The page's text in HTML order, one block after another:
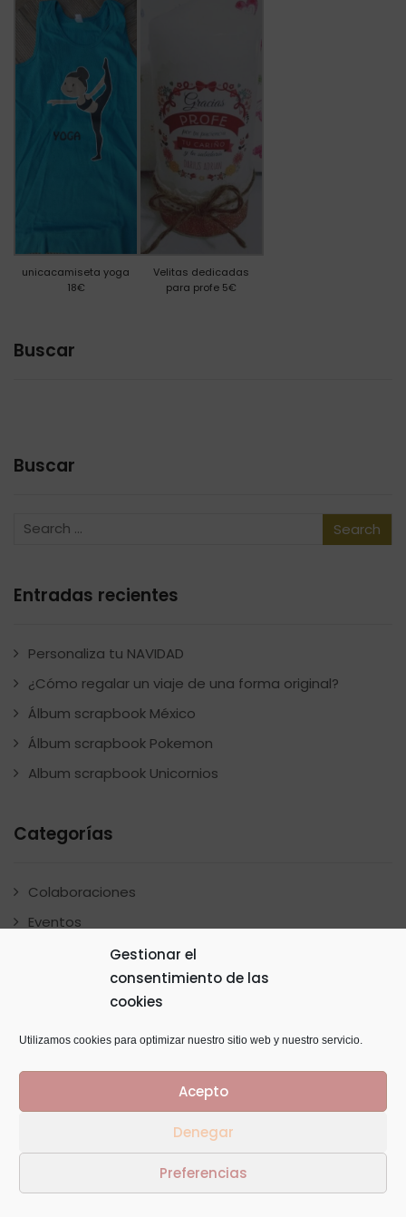
Gestionar el
consentimiento de las
cookies
Utilizamos cookies para optimizar nuestro sitio web y nuestro servicio.
Acepto
Denegar
Preferencias
unicacamiseta yoga
18€
Velitas dedicadas
para profe 5€
Buscar
Buscar
Entradas recientes
Personaliza tu NAVIDAD
¿Cómo regalar un viaje de una forma original?
Álbum scrapbook México
Álbum scrapbook Pokemon
Album scrapbook Unicornios
Categorías
Colaboraciones
Eventos
Regalo
Buscar